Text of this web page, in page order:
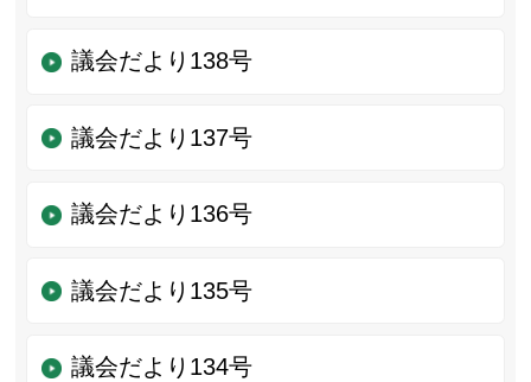
議会だより138号
議会だより137号
議会だより136号
議会だより135号
議会だより134号